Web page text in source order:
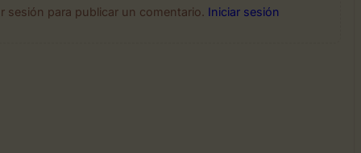
sesión para publicar un comentario. Iniciar sesión